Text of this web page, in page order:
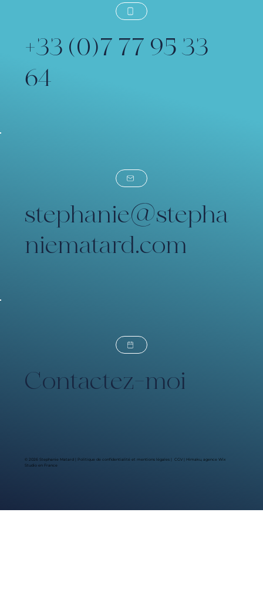
+33 (0)7 77 95 33
64
stephanie@stepha
niematard.com
Contactez-moi
© 2026 Stephanie Matard | Politique de confidentialité et mentions légales CGV
Himaku, agence Wix
Studio en France